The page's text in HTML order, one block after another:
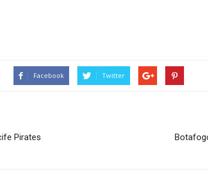
Facebook Twitter
Pirates